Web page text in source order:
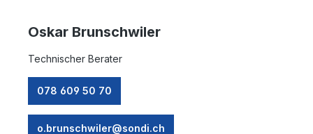
Oskar Brunschwiler
Technischer Berater
078 609 50 70
o.brunschwiler@sondi.ch